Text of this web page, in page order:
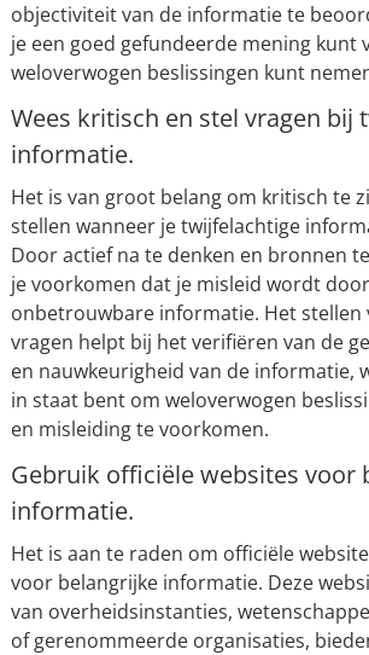
objectiviteit van de informatie te
je een goed gefundeerde mening kunt
weloverwogen beslissingen kunt
Wees kritisch en stel vragen bij
informatie.
Het is van groot belang om kritisch te
stellen wanneer je twijfelachtige
Door actief na te denken en bronnen
je voorkomen dat je misleid wordt
onbetrouwbare informatie. Het stellen
vragen helpt bij het verifiëren van de
en nauwkeurigheid van de informatie,
in staat bent om weloverwogen
en misleiding te voorkomen.
Gebruik officiële websites voor
informatie.
Het is aan te raden om officiële
voor belangrijke informatie. Deze
van overheidsinstanties,
of gerenommeerde organisaties,